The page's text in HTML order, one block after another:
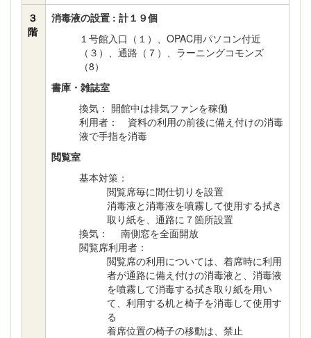
３
階
消毒液の設置 : 計１９個
１号館入口（１）、OPAC用パソコン付近
（３）、通路（７）、ラーニングコモンズ
（8）
書庫・雑誌室
換気： 開館中は排気ファンを稼働
利用者： 資料の利用の前後に備え付けの消毒
液で手指を消毒
閲覧室
基本対策：
閲覧席毎に間仕切りを設置
消毒液と消毒液を噴霧して使用する拭き
取り紙を、通路に７箇所設置
換気： 南側窓を全面開放
閲覧席利用者：
閲覧席の利用については、着席時に利用
者が通路に備え付けの消毒液と、消毒液
を噴霧して消毒する拭き取り紙を用い
て、利用する机と椅子を消毒して使用す
る
着席位置の椅子の移動は、禁止